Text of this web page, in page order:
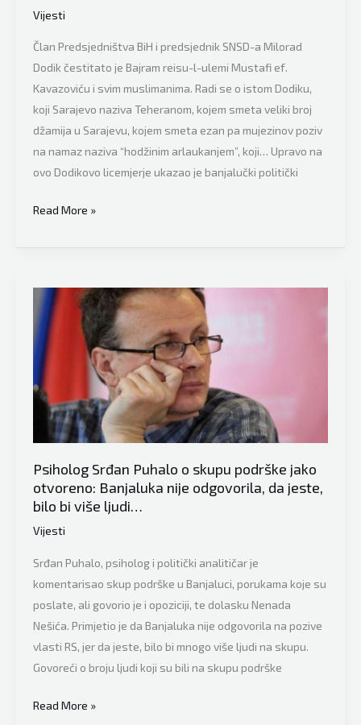
reakcije
Vijesti
Član Predsjedništva BiH i predsjednik SNSD-a Milorad
Dodik čestitato je Bajram reisu-l-ulemi Mustafi ef.
Kavazoviću i svim muslimanima. Radi se o istom Dodiku,
koji Sarajevo naziva Teheranom, kojem smeta veliki broj
džamija u Sarajevu, kojem smeta ezan pa mujezinov poziv
na namaz naziva “hodžinim arlaukanjem”, koji… Upravo na
ovo Dodikovo licemjerje ukazao je banjalučki politički
Banjalučki
Srđan
ukazao
Dodikovo
licemjerje:
Danas
čestita
Bajram,
opet…
Read More »
Psiholog Srđan Puhalo o skupu podrške jako
otvoreno: Banjaluka nije odgovorila, da jeste,
bilo bi više ljudi…
Vijesti
Srđan Puhalo, psiholog i politički analitičar je
komentarisao skup podrške u Banjaluci, porukama koje su
poslate, ali govorio je i opoziciji, te dolasku Nenada
Nešića. Primjetio je da Banjaluka nije odgovorila na pozive
vlasti RS, jer da jeste, bilo bi mnogo više ljudi na skupu.
Govoreći o broju ljudi koji su bili na skupu podrške
Psiholog
Read More »